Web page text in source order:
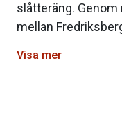
slåtteräng.
mellan
Visa mer